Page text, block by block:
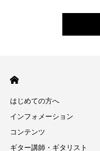
はじめての方へ
インフォメーション
コンテンツ
ギター講師・ギタリスト